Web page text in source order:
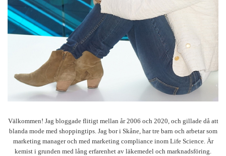
Välkommen! Jag bloggade flitigt mellan år 2006 och 2020, och gillade då att
blanda mode med shoppingtips. Jag bor i Skåne, har tre barn och arbetar som
marketing manager och med marketing compliance inom Life Science. Är
kemist i grunden med lång erfarenhet av läkemedel och marknadsföring.